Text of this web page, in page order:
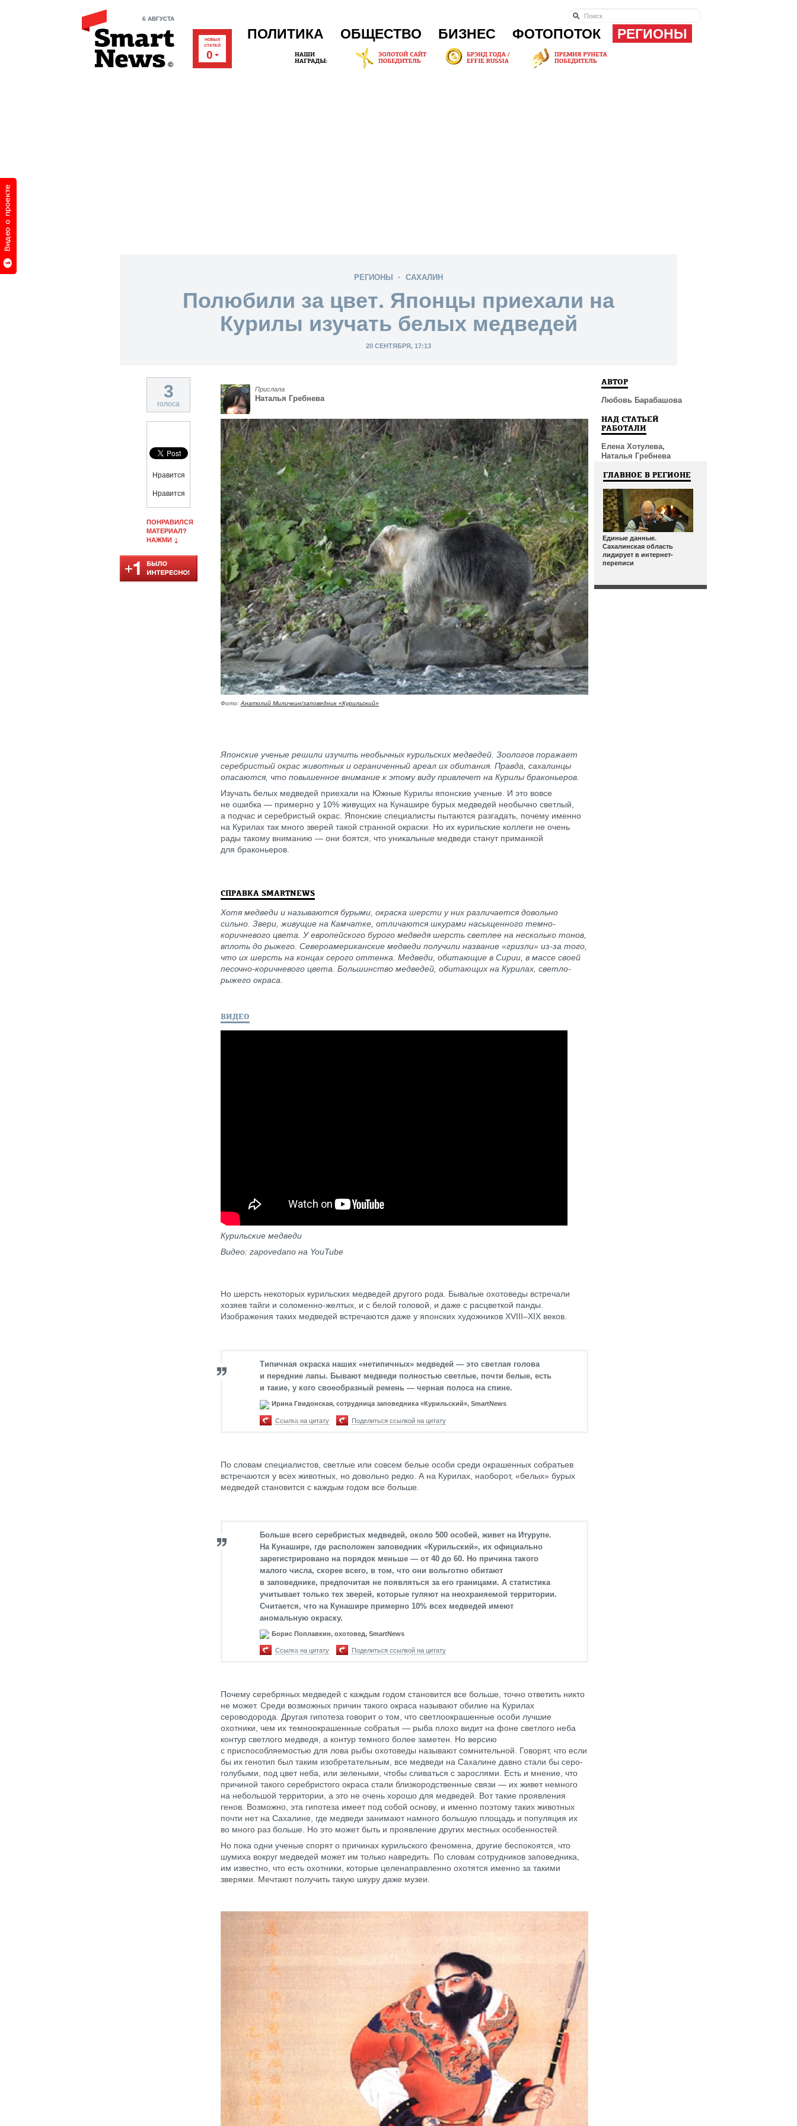
6 АВГУСТА
НОВЫХ
СТАТЕЙ
0
ПОЛИТИКА ОБЩЕСТВО БИЗНЕС ФОТОПОТОК РЕГИОНЫ
РЕГИОНЫ САХАЛИН
Полюбили за цвет. Японцы приехали на
Курилы изучать белых медведей
20 СЕНТЯБРЯ, 17:13
3
голоса
Нравится
Нравится
ПОНРАВИЛСЯ
МАТЕРИАЛ?
НАЖМИ ↓
Прислала
Наталья Гребнева
Фото:Анатолий Миличкин/заповедник «Курильский»
Японские ученые решили изучить необычных курильских медведей. Зоологов поражает
серебристый окрас животных и ограниченный ареал их обитания. Правда, сахалинцы
опасаются, что повышенное внимание к этому виду привлечет на Курилы браконьеров.
Изучать белых медведей приехали на Южные Курилы японские ученые. И это вовсе
не ошибка — примерно у 10% живущих на Кунашире бурых медведей необычно светлый,
а подчас и серебристый окрас. Японские специалисты пытаются разгадать, почему именно
на Курилах так много зверей такой странной окраски. Но их курильские коллеги не очень
рады такому вниманию — они боятся, что уникальные медведи станут приманкой
для браконьеров.
СПРАВКА SMARTNEWS
Хотя медведи и называются бурыми, окраска шерсти у них различается довольно
сильно. Звери, живущие на Камчатке, отличаются шкурами насыщенного темно-
коричневого цвета. У европейского бурого медведя шерсть светлее на несколько тонов,
вплоть до рыжего. Североамериканские медведи получили название «гризли» из-за того,
что их шерсть на концах серого оттенка. Медведи, обитающие в Сирии, в массе своей
песочно-коричневого цвета. Большинство медведей, обитающих на Курилах, светло-
рыжего окраса.
ВИДЕО
Курильские медведи
Видео: zapovedano на YouTube
Но шерсть некоторых курильских медведей другого рода. Бывалые охотоведы встречали
хозяев тайги и соломенно-желтых, и с белой головой, и даже с расцветкой панды.
Изображения таких медведей встречаются даже у японских художников XVIII–XIX веков.
Типичная окраска наших «нетипичных» медведей — это светлая голова
и передние лапы. Бывают медведи полностью светлые, почти белые, есть
и такие, у кого своеобразный ремень — черная полоса на спине.
Ирина Гвидонская, сотрудница заповедника «Курильский», SmartNews
Ссылка на цитату Поделиться ссылкой на цитату
По словам специалистов, светлые или совсем белые особи среди окрашенных собратьев
встречаются у всех животных, но довольно редко. А на Курилах, наоборот, «белых» бурых
медведей становится с каждым годом все больше.
Больше всего серебристых медведей, около 500 особей, живет на Итурупе.
На Кунашире, где расположен заповедник «Курильский», их официально
зарегистрировано на порядок меньше — от 40 до 60. Но причина такого
малого числа, скорее всего, в том, что они вольготно обитают
в заповеднике, предпочитая не появляться за его границами. А статистика
учитывает только тех зверей, которые гуляют на неохраняемой территории.
Считается, что на Кунашире примерно 10% всех медведей имеют
аномальную окраску.
Борис Поплавкин, охотовед, SmartNews
Ссылка на цитату Поделиться ссылкой на цитату
Почему серебряных медведей с каждым годом становится все больше, точно ответить никто
не может. Среди возможных причин такого окраса называют обилие на Курилах
сероводорода. Другая гипотеза говорит о том, что светлоокрашенные особи лучшие
охотники, чем их темноокрашенные собратья — рыба плохо видит на фоне светлого неба
контур светлого медведя, а контур темного более заметен. Но версию
с приспособляемостью для лова рыбы охотоведы называют сомнительной. Говорят, что если
бы их генотип был таким изобретательным, все медведи на Сахалине давно стали бы серо-
голубыми, под цвет неба, или зелеными, чтобы сливаться с зарослями. Есть и мнение, что
причиной такого серебристого окраса стали близкородственные связи — их живет немного
на небольшой территории, а это не очень хорошо для медведей. Вот такие проявления
генов. Возможно, эта гипотеза имеет под собой основу, и именно поэтому таких животных
почти нет на Сахалине, где медведи занимают намного большую площадь и популяция их
во много раз больше. Но это может быть и проявление других местных особенностей.
Но пока одни ученые спорят о причинах курильского феномена, другие беспокоятся, что
шумиха вокруг медведей может им только навредить. По словам сотрудников заповедника,
им известно, что есть охотники, которые целенаправленно охотятся именно за такими
зверями. Мечтают получить такую шкуру даже музеи.
АВТОР
Любовь Барабашова
НАД СТАТЬЕЙ
РАБОТАЛИ
Елена Хотулева,
Наталья Гребнева
ГЛАВНОЕ В РЕГИОНЕ
Единые данные.
Сахалинская область
лидирует в интернет-
переписи